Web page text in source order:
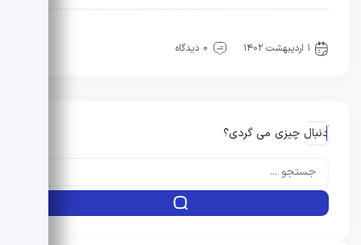
۱ اردیبهشت ۱۴۰۲
0 دیدگاه
دنبال چیزی می گردی؟